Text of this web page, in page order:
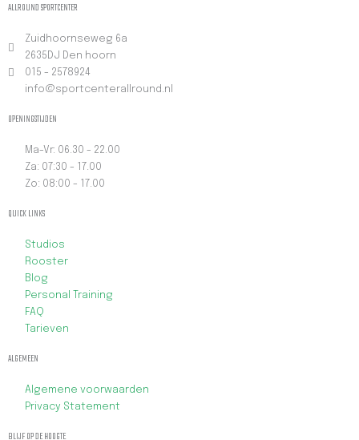
a
n
5
c
e
b
o
o
k
-
f
i
t
e
r
ALLROUND SPORTCENTER
Zuidhoornseweg 6a
2635DJ Den hoorn
015 - 2578924
info@sportcenterallround.nl
OPENINGSTIJDEN
Ma-Vr: 06.30 - 22.00
Za: 07:30 - 17.00
Zo: 08:00 - 17.00
QUICK LINKS
Studios
Rooster
Blog
Personal Training
FAQ
Tarieven
ALGEMEEN
Algemene voorwaarden
Privacy Statement
BLIJF OP DE HOOGTE